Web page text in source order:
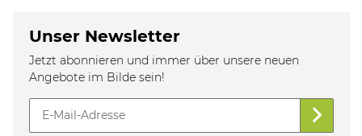
Unser Newsletter
Jetzt abonnieren und immer über unsere neuen
Angebote im Bilde sein!